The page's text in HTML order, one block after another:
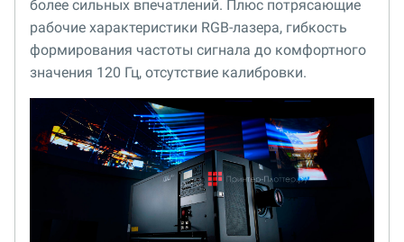
более сильных впечатлений. Плюс потрясающие
рабочие характеристики RGB-лазера, гибкость
формирования частоты сигнала до комфортного
значения 120 Гц, отсутствие калибровки.